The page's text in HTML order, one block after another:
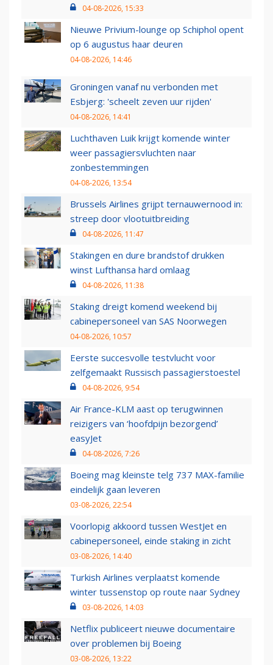
04-08-2026, 15:33
Nieuwe Privium-lounge op Schiphol opent
op 6 augustus haar deuren
04-08-2026, 14:46
Groningen vanaf nu verbonden met
Esbjerg: 'scheelt zeven uur rijden'
04-08-2026, 14:41
Luchthaven Luik krijgt komende winter
weer passagiersvluchten naar
zonbestemmingen
04-08-2026, 13:54
Brussels Airlines grijpt ternauwernood in:
streep door vlootuitbreiding
04-08-2026, 11:47
Stakingen en dure brandstof drukken
winst Lufthansa hard omlaag
04-08-2026, 11:38
Staking dreigt komend weekend bij
cabinepersoneel van SAS Noorwegen
04-08-2026, 10:57
Eerste succesvolle testvlucht voor
zelfgemaakt Russisch passagierstoestel
04-08-2026, 9:54
Air France-KLM aast op terugwinnen
reizigers van ‘hoofdpijn bezorgend’
easyJet
04-08-2026, 7:26
Boeing mag kleinste telg 737 MAX-familie
eindelijk gaan leveren
03-08-2026, 22:54
Voorlopig akkoord tussen WestJet en
cabinepersoneel, einde staking in zicht
03-08-2026, 14:40
Turkish Airlines verplaatst komende
winter tussenstop op route naar Sydney
03-08-2026, 14:03
Netflix publiceert nieuwe documentaire
over problemen bij Boeing
03-08-2026, 13:22